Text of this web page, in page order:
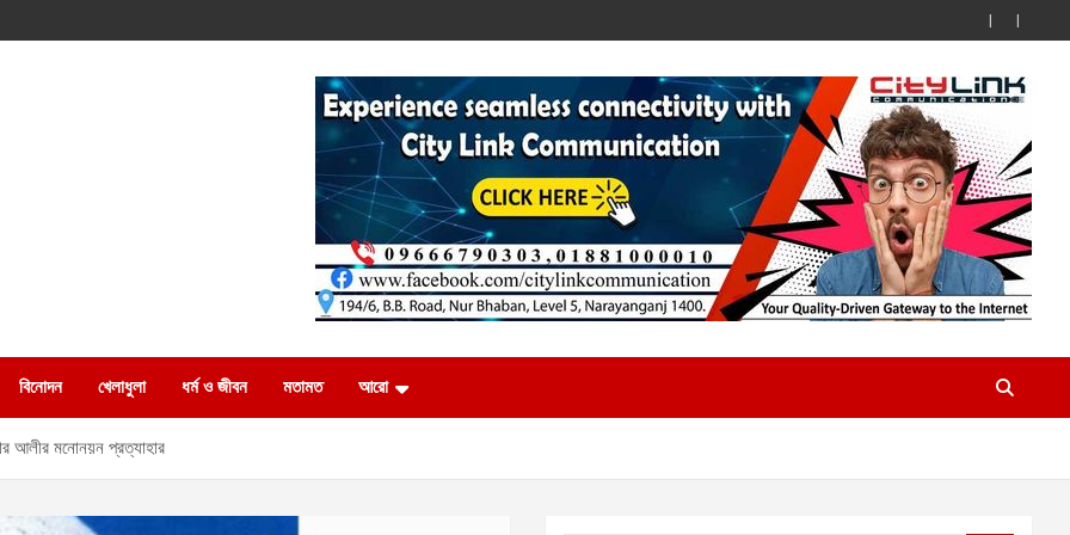
বিনোদন খেলাধুলা ধর্ম ও জীবন মতামত আরো
আলীর মনোনয়ন প্রত্যাহার